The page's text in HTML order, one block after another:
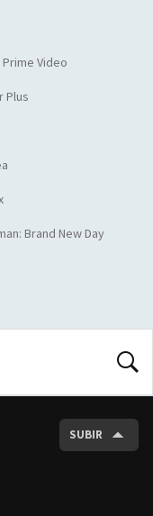
Video
Plus
Brand New Day
SUBIR